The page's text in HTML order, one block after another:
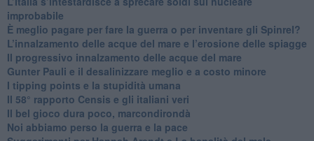
improbabile
È meglio pagare per fare la guerra o per inventare gli Spinrel?
​L’innalzamento delle acque del mare e l’erosione delle spiagge
​Il progressivo innalzamento delle acque del mare
​Gunter Pauli e il desalinizzare meglio e a costo minore
I tipping points e la stupidità umana
​Il 58° rapporto Censis e gli italiani veri
​Il bel gioco dura poco, marcondirondà
Noi abbiamo perso la guerra e la pace